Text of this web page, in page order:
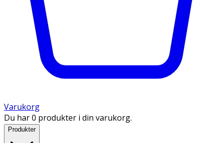
Varukorg
Du har 0 produkter i din varukorg.
Produkter